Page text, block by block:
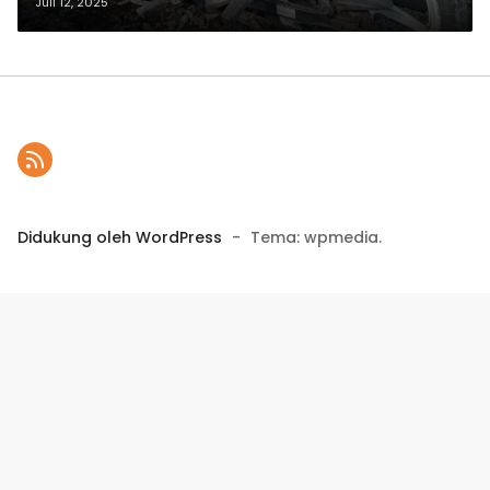
Didukung oleh WordPress - Tema: wpmedia.